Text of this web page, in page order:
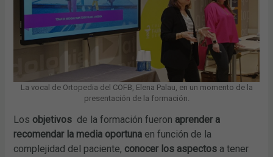
La vocal de Ortopedia del COFB, Elena Palau, en un momento de la
presentación de la formación.
Los objetivos de la formación fueron aprender a
recomendar la media oportuna en función de la
complejidad del paciente, conocer los aspectos a tener